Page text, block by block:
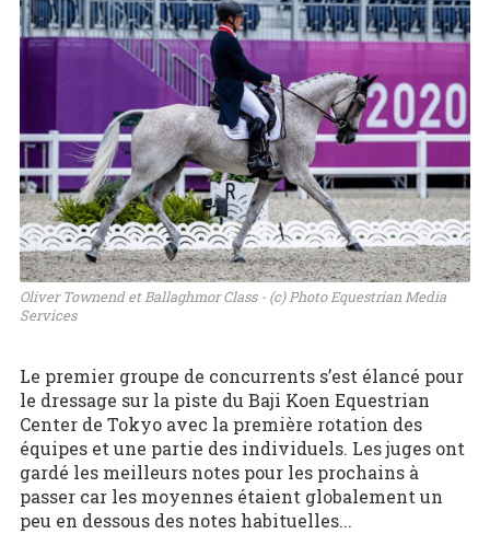
Oliver Townend et Ballaghmor Class - (c) Photo Equestrian Media
Services
Le premier groupe de concurrents s’est élancé pour
le dressage sur la piste du Baji Koen Equestrian
Center de Tokyo avec la première rotation des
équipes et une partie des individuels. Les juges ont
gardé les meilleurs notes pour les prochains à
passer car les moyennes étaient globalement un
peu en dessous des notes habituelles...